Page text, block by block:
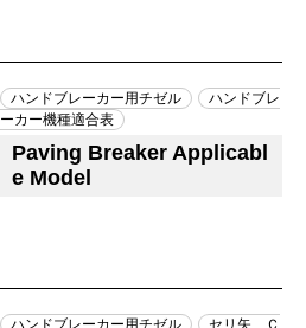
ハンドブレーカー用チゼル
ハンドブレ
ーカー機種適合表
Paving Breaker Applicabl
e Model
ハンドブレーカー用チゼル
セリ矢 Ｃ